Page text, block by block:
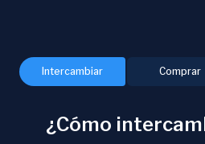
Intercambiar Comprar
¿Cómo